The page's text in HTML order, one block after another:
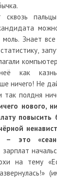
сквозь
Знает
как
ничего! Не
полдня
нового,
повысить
– это
на тему